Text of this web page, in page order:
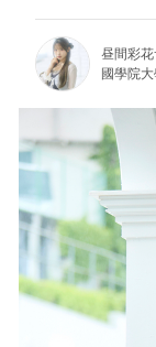
昼間彩
國學院